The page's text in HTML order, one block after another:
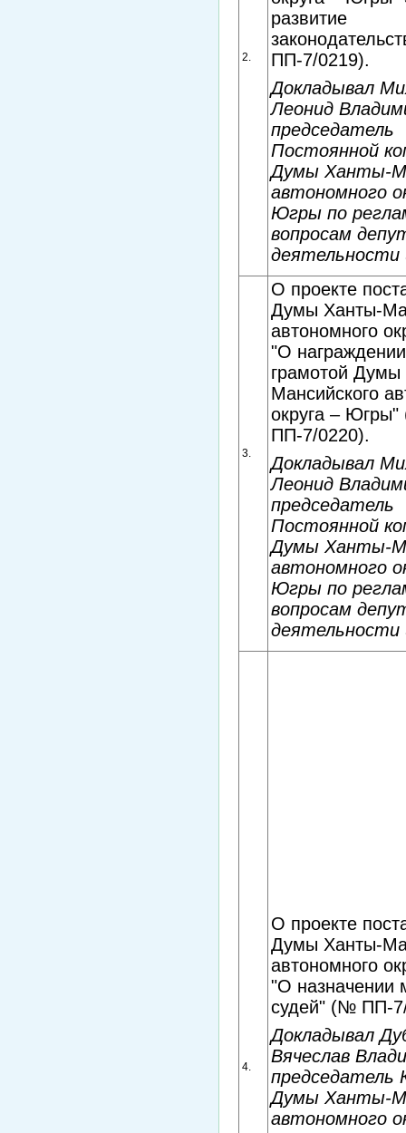
2.
развитие
ПП-7/0219).
Докладывал
Леонид
председатель
Постоянной
Думы Ханты-
автономного
Югры по
вопросам
деятельности
3.
О проекте
Думы Ханты-
автономного
"О
грамотой
Мансийского
округа –
ПП-7/0220).
Докладывал
Леонид
председатель
Постоянной
Думы Ханты-
автономного
Югры по
вопросам
деятельности
4.
О проекте
Думы Ханты-
автономного
"О назначении
судей" (№ ПП-
Докладывал
Вячеслав
Думы Ханты-
автономного